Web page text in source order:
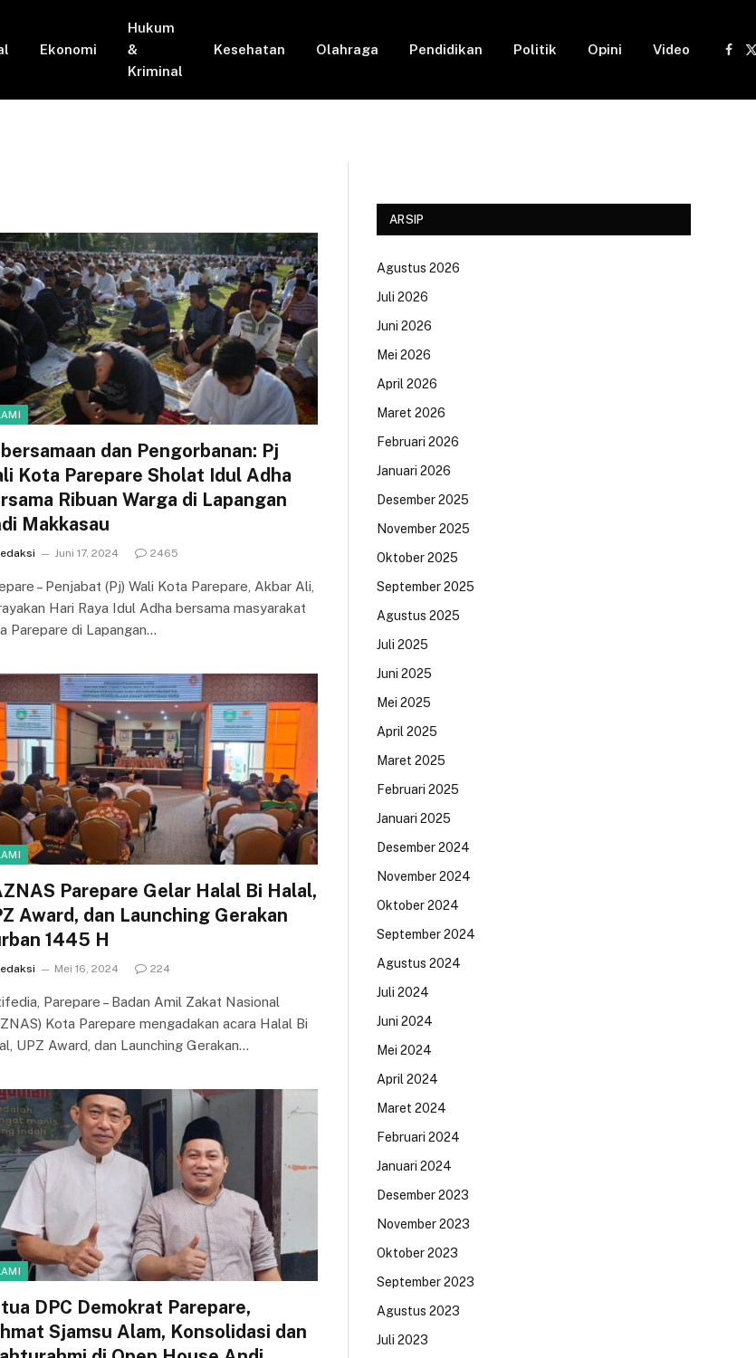
Ekonomi
Hukum
&
Kriminal
Kesehatan Olahraga Pendidikan Politik Opini Video
dan Pengorbanan: Pj
Kota Parepare Sholat Idul Adha
Ribuan Warga di Lapangan
Makkasau
Juni 17, 2024 2465
– Penjabat (Pj) Wali Kota Parepare, Akbar Ali,
Hari Raya Idul Adha bersama masyarakat
Parepare di Lapangan…
Parepare Gelar Halal Bi Halal,
Award, dan Launching Gerakan
1445 H
Mei 16, 2024 224
Parepare – Badan Amil Zakat Nasional
Kota Parepare mengadakan acara Halal Bi
UPZ Award, dan Launching Gerakan…
DPC Demokrat Parepare,
Sjamsu Alam, Konsolidasi dan
ARSIP
Agustus 2026
Juli 2026
Juni 2026
Mei 2026
April 2026
Maret 2026
Februari 2026
Januari 2026
Desember 2025
November 2025
Oktober 2025
September 2025
Agustus 2025
Juli 2025
Juni 2025
Mei 2025
April 2025
Maret 2025
Februari 2025
Januari 2025
Desember 2024
November 2024
Oktober 2024
September 2024
Agustus 2024
Juli 2024
Juni 2024
Mei 2024
April 2024
Maret 2024
Februari 2024
Januari 2024
Desember 2023
November 2023
Oktober 2023
September 2023
Agustus 2023
Juli 2023